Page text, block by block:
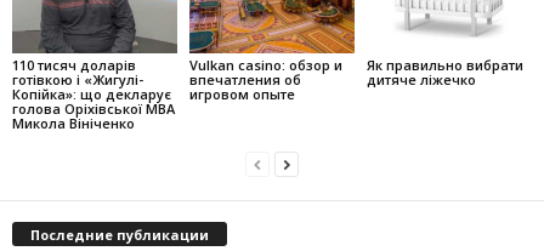
110 тисяч доларів
готівкою і «Жигулі-
Копійка»: що декларує
голова Оріхівської МВА
Микола Вініченко
Vulkan casino: обзор и
впечатления об
игровом опыте
Як правильно вибрати
дитяче ліжечко
Последние публикации